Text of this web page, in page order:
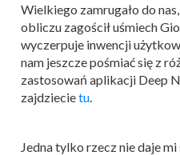
Wielkiego zamrugało do
obliczu zagościł uśmiech
wyczerpuje inwencji
nam jeszcze pośmiać się z
zastosowań aplikacji Deep
zajdziecietu.
Jedna tylko rzecz nie daje